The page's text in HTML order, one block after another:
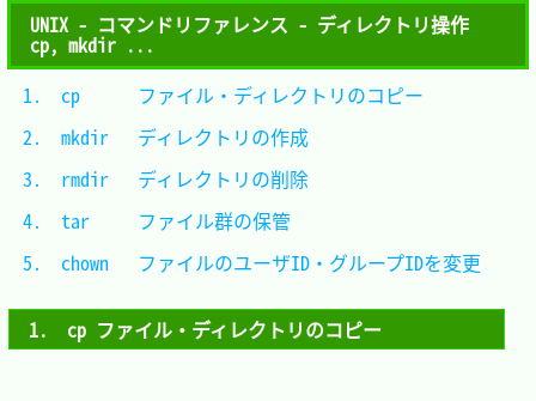
UNIX - コマンドリファレンス - ディレクトリ操作
cp, mkdir ...
1.　cp ファイル・ディレクトリのコピー